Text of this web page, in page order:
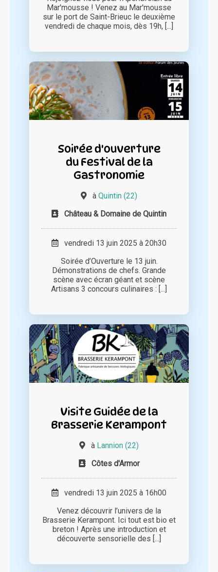
Mar'mousse ! Venez au Mar'mousse
sur le port de Saint-Brieuc le deuxième
vendredi de chaque mois, dès 19h, [...]
Soirée d'ouverture
du Festival de la
Gastronomie
à Quintin (22)
Château & Domaine de Quintin
vendredi 13 juin 2025 à 20h30
Soirée d’Ouverture le 13 juin.
Démonstrations de chefs. Grande
scène avec écran géant et scène
Artisans 3 concours culinaires : [...]
Visite Guidée de la
Brasserie Kerampont
à Lannion (22)
Côtes d'Armor
vendredi 13 juin 2025 à 16h00
Venez découvrir l’univers de la
Brasserie Kerampont. Ici tout est bio et
breton ! Après une introduction et
découverte sensorielle des [...]